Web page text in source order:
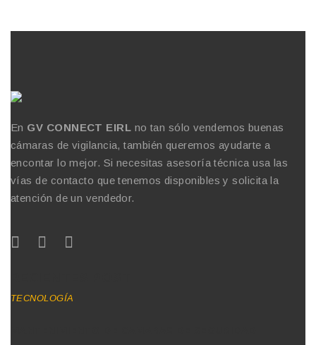
En GV CONNECT EIRL no tan sólo vendemos buenas
cámaras de vigilancia, también queremos ayudarte a
encontar lo mejor. Si necesitas asesoría técnica usa las
vías de contacto que tenemos disponibles y solicita la
atención de un vendedor.
TECNOLOGÍA